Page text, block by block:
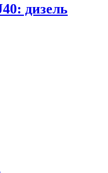
дизель